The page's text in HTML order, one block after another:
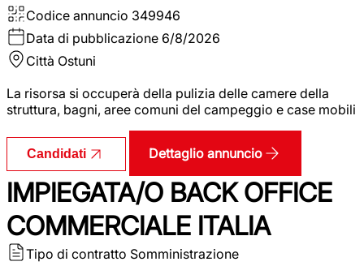
Codice annuncio 349946
Data di pubblicazione 6/8/2026
Città Ostuni
La risorsa si occuperà della pulizia delle camere della
struttura, bagni, aree comuni del campeggio e case mobili
Candidati Dettaglio annuncio
IMPIEGATA/O BACK OFFICE
COMMERCIALE ITALIA
Tipo di contratto Somministrazione